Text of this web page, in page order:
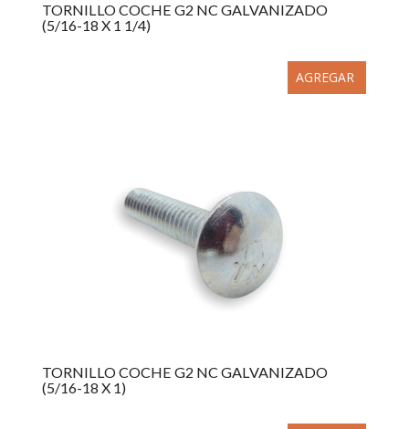
TORNILLO COCHE G2 NC GALVANIZADO
(5/16-18 X 1 1/4)
AGREGAR
TORNILLO COCHE G2 NC GALVANIZADO
(5/16-18 X 1)